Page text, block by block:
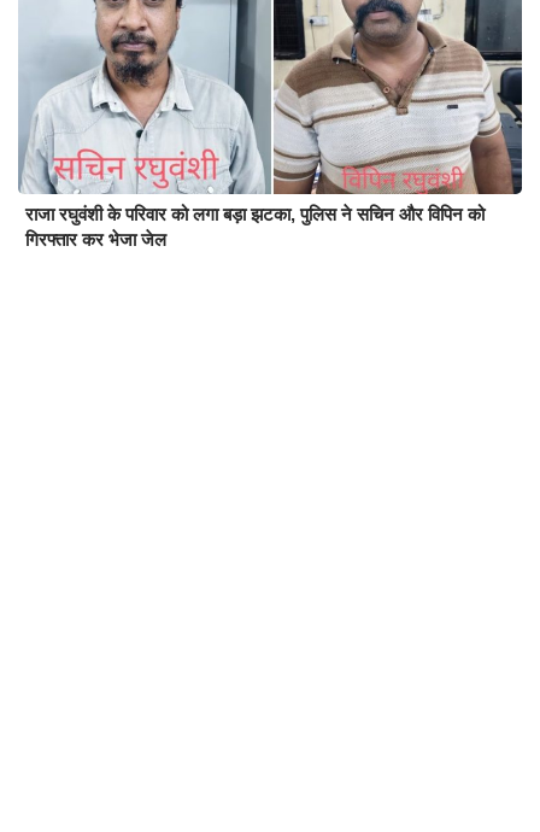
राजा रघुवंशी के परिवार को लगा बड़ा झटका, पुलिस ने सचिन और विपिन को
गिरफ्तार कर भेजा जेल